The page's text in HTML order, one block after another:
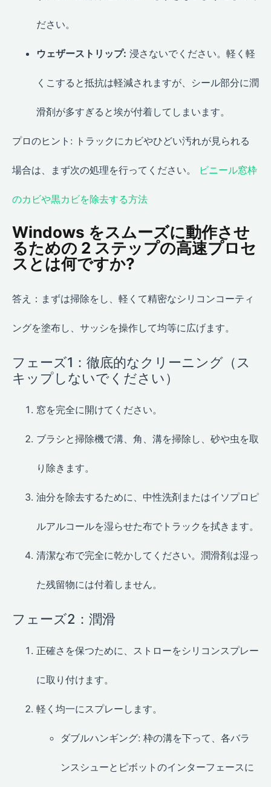
ださい。
ウェザーストリップ: 浸さないでください。軽く軽
くこすると抵抗は軽減されますが、シール部分に潤
滑剤が多すぎると埃が付着してしまいます。
プロのヒント: トラックにカビやひどい汚れが見られる
場合は、まず次の処理を行ってください。 ビニール窓枠
のカビや黒カビを除去する方法
Windows をスムーズに動作させ
るための 2 ステップの高速プロセ
スとは何ですか?
答え：まずは掃除をし、軽くて精密なシリコンコーティ
ングを塗布し、サッシを操作して均等に広げます。
フェーズ1：徹底的なクリーニング（ス
キップしないでください）
窓を完全に開けてください。
ブラシと掃除機で溝、角、溝を掃除し、砂や虫を取
り除きます。
油分を除去するために、中性洗剤またはイソプロピ
ルアルコールを湿らせた布でトラックを拭きます。
清潔な布で完全に乾かしてください。潤滑剤は湿っ
た残留物には付着しません。
フェーズ2：潤滑
正確さを保つために、ストローをシリコンスプレー
に取り付けます。
軽く均一にスプレーします。
ダブルハンギング: 枠の溝を下って、各バラ
ンスシューとピボットのインターフェースに